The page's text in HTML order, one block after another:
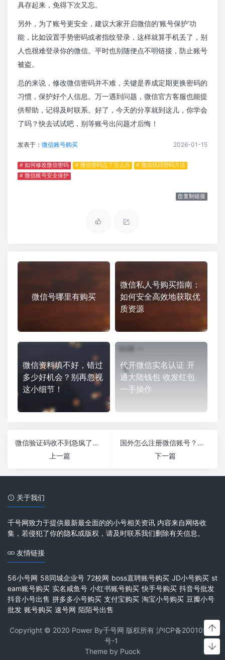
具存起来，免得下次又忘。
另外，为了账号更安全，建议大家开启微信的‘账号保护’功
能，比如设置手势密码或者指纹登录，这样就算手机丢了，别
人也很难登录你的微信。平时也别随便点不明链接，防止账号
被盗。
总的来说，修改微信密码并不难，关键是养成定期更换密码的
习惯，保护好个人信息。万一遇到问题，微信官方客服也能提
供帮助，记得及时联系。好了，今天的分享就到这儿，你学会
了吗？快去试试吧，别等账号出问题才后悔！
发表于： 微信账号购买 2026-01-15
# 如何修改微信密码 # 微信密码忘了怎么办
# 微信找回密码方法
# 微信账号安全保护
复制链接
微信号哪里有购买
微信私人号购买指南：
如何安全高效地获取优
质资源
微信资料填不好，错过
多少好机会？别再忽视
这小细节！
代开微信实名认证 开
通大陆钱包 收发红包
一手操作
微信验证码收不到急疯了？别慌，3招帮你快速解决！
上一篇
国外怎么注册微信账号？超简单教程让你秒懂！
下一篇
关于我们
千号网致力于提供最新最全面的的小号相关资讯 内容来自网络收
集，若侵犯了你的隐私或版权，请及时联系我们删除有关信息。
友情链接
56小号网 58同城企业号 72校网 boss直聘账号购买 JD小号购买 st
eam账号购买 实名咸鱼号 小红书账号购买 快手号购买 抖音号批发
抖音小号出售 拼多多小号购买 支付宝购买 淘宝小号购买 豆瓣小号
批发 账号购买 速号网 陌陌号出售
Copyright © 2020 Power By千号网 版权所有 沪ICP备20010537
号-1
Theme by Puock